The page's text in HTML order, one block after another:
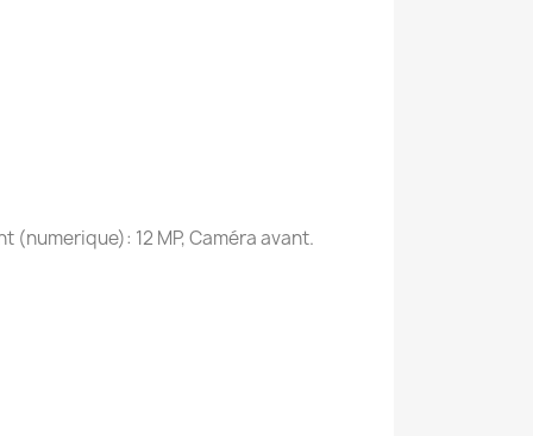
(numerique): 12 MP, Caméra avant.